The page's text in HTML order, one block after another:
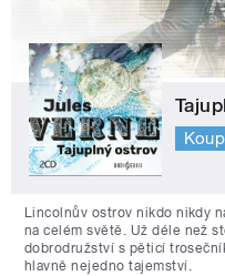
Lincolnův ostrov nikdo nikdy
na celém světě. Už déle než
dobrodružství s pěticí
hlavně nejedno tajemství.